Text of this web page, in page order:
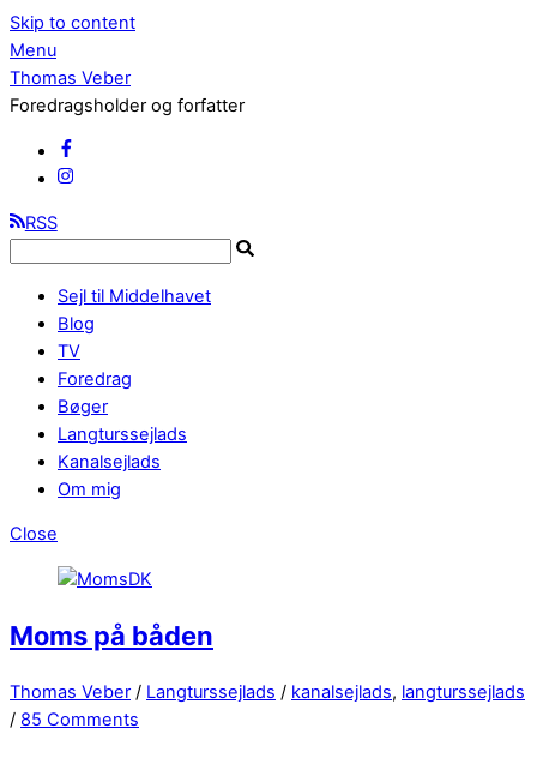
Skip to content
Menu
Thomas Veber
Foredragsholder og forfatter
RSS
Sejl til Middelhavet
Blog
TV
Foredrag
Bøger
Langturssejlads
Kanalsejlads
Om mig
Close
Moms på båden
Thomas Veber / Langturssejlads / kanalsejlads, langturssejlads
/ 85 Comments